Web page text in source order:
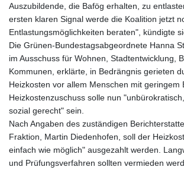
Auszubildende, die Bafög erhalten, zu
ersten klaren Signal werde die Koalition jetzt
Entlastungsmöglichkeiten beraten", kündigte
Die Grünen-Bundestagsabgeordnete Hanna
im Ausschuss für Wohnen, Stadtentwicklung,
Kommunen, erklärte, in Bedrängnis gerieten
Heizkosten vor allem Menschen mit geringem
Heizkostenzuschuss solle nun
sozial gerecht" sein.
Nach Angaben des zuständigen
Fraktion, Martin Diedenhofen, soll der
einfach wie möglich" ausgezahlt werden.
und Prüfungsverfahren sollten vermieden